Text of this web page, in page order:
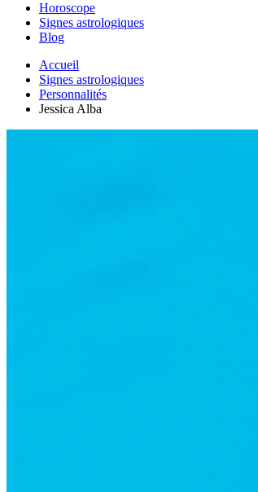
Horoscope
Signes astrologiques
Blog
Accueil
Signes astrologiques
Personnalités
Jessica Alba